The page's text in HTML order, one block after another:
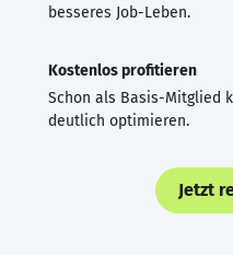
besseres Job-Leben.
Kostenlos profitieren
Schon als Basis-Mitglied
deutlich optimieren.
Jetzt